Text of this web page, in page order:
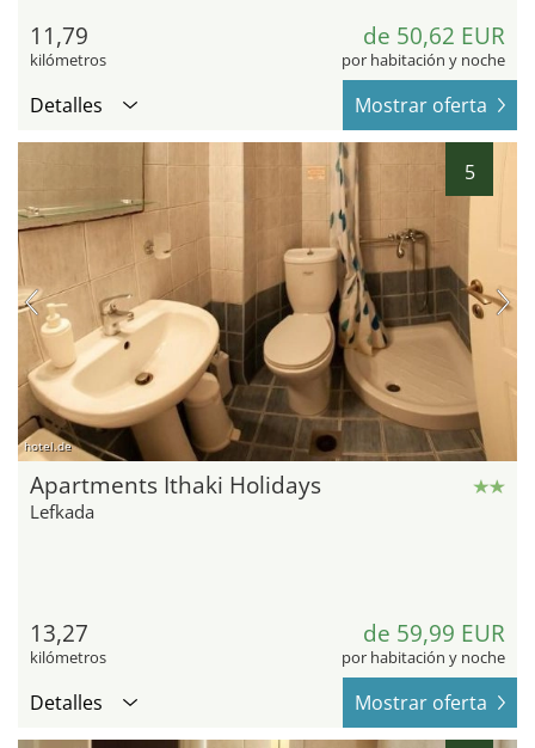
11,79
kilómetros
de 50,62 EUR
por habitación y noche
Detalles Mostrar oferta
5
hotel.de
Apartments Ithaki Holidays
Lefkada
13,27
kilómetros
de 59,99 EUR
por habitación y noche
Detalles Mostrar oferta